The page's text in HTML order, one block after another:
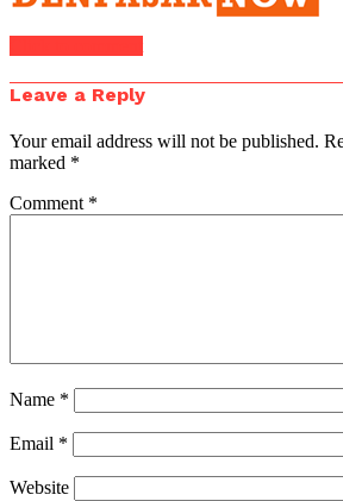
Leave a Reply
Your email address will not be published.
marked *
Comment *
Name *
Email *
Website